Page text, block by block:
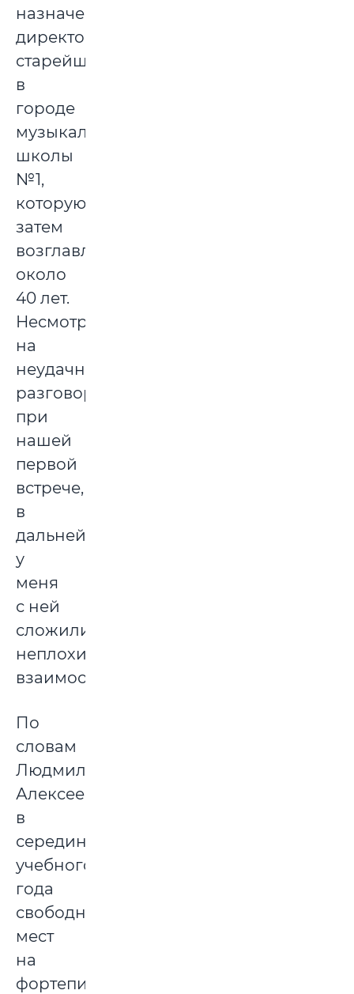
назначена
директором
старейшей
в
городе
музыкальной
школы
№1,
которую
затем
возглавляла
около
40 лет.
Несмотря
на
неудачный
разговор
при
нашей
первой
встрече,
в
дальнейшем
у
меня
с ней
сложились
неплохие
взаимоотношения.
По
словам
Людмилы
Алексеевны,
в
середине
учебного
года
свободных
мест
на
фортепианном